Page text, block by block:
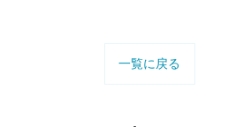
一覧に戻る